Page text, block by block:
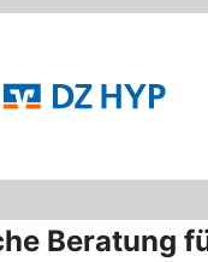
Beratung